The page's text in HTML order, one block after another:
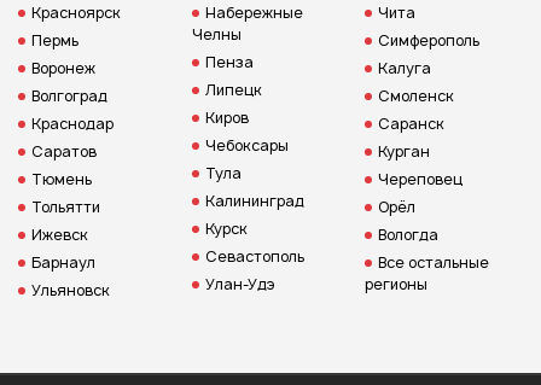
Красноярск
Пермь
Воронеж
Волгоград
Краснодар
Саратов
Тюмень
Тольятти
Ижевск
Барнаул
Ульяновск
Набережные
Челны
Пенза
Липецк
Киров
Чебоксары
Тула
Калининград
Курск
Севастополь
Улан-Удэ
Чита
Симферополь
Калуга
Смоленск
Саранск
Курган
Череповец
Орёл
Вологда
Все остальные
регионы